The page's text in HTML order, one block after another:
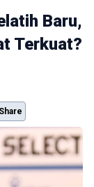
Baru,
Terkuat?